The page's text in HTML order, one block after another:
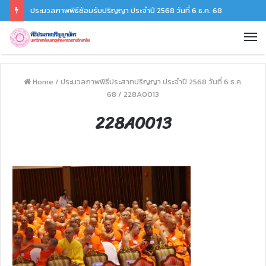
ประมวลภาพพิธีซ้อมรับปริญญา ประจำปี 2568 วันที่ 6 ธ.ค. 68
Home / ประมวลภาพพิธีประสาทปริญญา ประจำปี 2568 วันที่ 6 ธ.ค.
68 / 228A0013
228A0013